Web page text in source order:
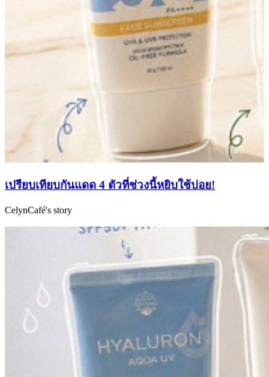
เปรียบเทียบกันแดด 4 ตัวที่ช่วงนี้หยิบใช้บ่อย!
CelynCafé's story